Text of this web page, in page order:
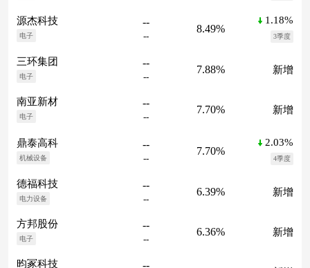
源杰科技
电子
--
--
8.49%
1.18%
3季度
三环集团
电子
--
--
7.88% 新增
南亚新材
电子
--
--
7.70% 新增
鼎泰高科
机械设备
--
--
7.70%
2.03%
4季度
德福科技
电力设备
--
--
6.39% 新增
方邦股份
电子
--
--
6.36% 新增
昀冢科技 --